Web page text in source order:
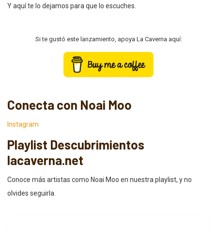
Y aquí te lo dejamos para que lo escuches.
Si te gustó este lanzamiento, apoya La Caverna aquí:
Conecta con Noai Moo
Instagram
Playlist Descubrimientos
lacaverna.net
Conoce más artistas como Noai Moo en nuestra playlist, y no
olvides seguirla.